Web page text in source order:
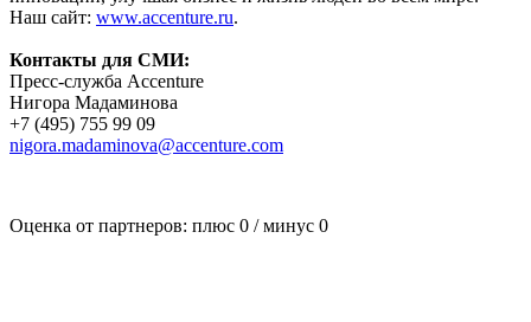
Наш сайт: www.accenture.ru.
Контакты для СМИ:
Пресс-служба Accenture
Нигора Мадаминова
+7 (495) 755 99 09
nigora.madaminova@accenture.com
Оценка от партнеров: плюс 0 / минус 0